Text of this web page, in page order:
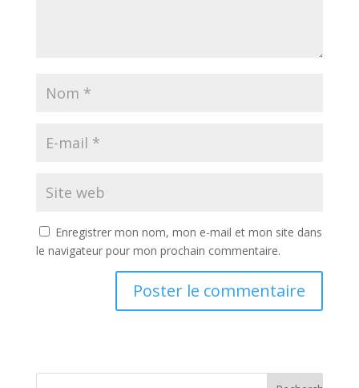
Enregistrer mon nom, mon e-mail et mon site dans
le navigateur pour mon prochain commentaire.